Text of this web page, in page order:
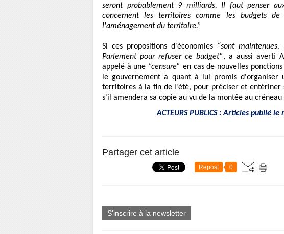
seront probablement 9 milliards. Il faut penser
concernent les territoires comme les budgets
l'aménagement du territoire.”
Si ces propositions d'économies
“sont
Parlement pour refuser ce budget”, a aussi averti
appelé à une “censure” en cas de nouvelles
le gouvernement a quant à lui promis d'organiser
territoires à la fin de l'été, pour préciser et entériner
s'il amendera sa copie au vu de la montée au créneau
ACTEURS PUBLICS : Articles publié
Partager cet article
Repost 0
S'inscrire à la newsletter